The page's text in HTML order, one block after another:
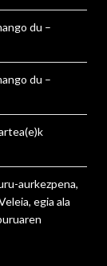
du –
du –
(e)k
aurkezpena,
egia ala